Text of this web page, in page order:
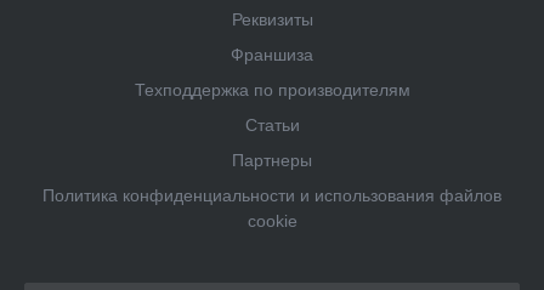
Реквизиты
Франшиза
Техподдержка по производителям
Статьи
Партнеры
Политика конфиденциальности и использования файлов
cookie